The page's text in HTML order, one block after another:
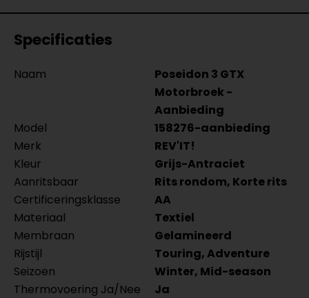
Specificaties
Naam
Poseidon 3 GTX
Motorbroek -
Aanbieding
Model
158276-aanbieding
Merk
REV'IT!
Kleur
Grijs-Antraciet
Aanritsbaar
Rits rondom, Korte rits
Certificeringsklasse
AA
Materiaal
Textiel
Membraan
Gelamineerd
Rijstijl
Touring, Adventure
Seizoen
Winter, Mid-season
Thermovoering Ja/Nee
Ja